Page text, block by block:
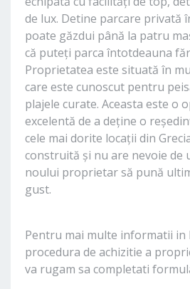
de lux. Detine parcare privată
poate găzdui până la patru
că puteți parca întotdeauna
Proprietatea este situată în
care este cunoscut pentru
plajele curate. Aceasta este o
excelentă de a deține o
cele mai dorite locații din
construită și nu are nevoie de
noului proprietar să pună
gust.
Pentru mai multe informatii in
procedura de achizitie a
va rugam sa completati